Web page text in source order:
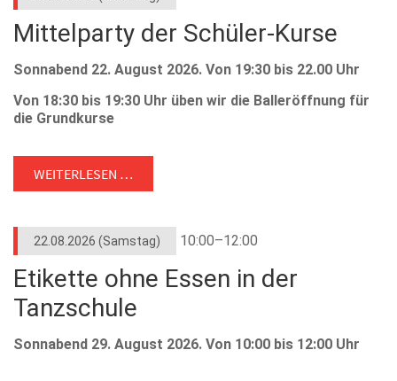
Mittelparty der Schüler-Kurse
Sonnabend 22. August 2026. Von 19:30 bis 22.00 Uhr
Von 18:30 bis 19:30 Uhr üben wir die Balleröffnung für
die Grundkurse
Freigetränk.
WEITERLESEN …
22.08.2026 (Samstag) 10:00–12:00
Etikette ohne Essen in der
Tanzschule
Sonnabend 29. August 2026. Von 10:00 bis 12:00 Uhr